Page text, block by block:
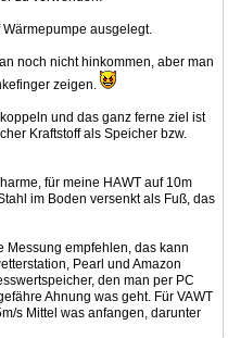
ausgelegt.
noch nicht hinkommen, aber man
zeigen.
und das ganz ferne ziel ist
Kraftstoff als Speicher bzw.
für meine HAWT auf 10m
im Boden versenkt als Fuß, das
Messung empfehlen, das kann
Pearl und Amazon
den man per PC
Ahnung was geht. Für VAWT
s Mittel was anfangen, darunter